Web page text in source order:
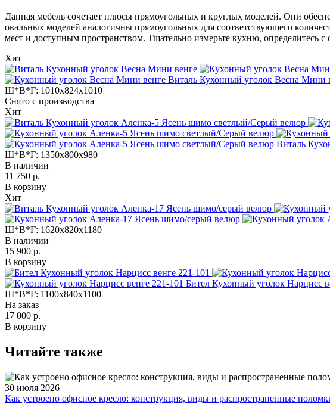
Данная мебель сочетает плюсы прямоугольных и круглых моделей. Они
овальных моделей аналогичны прямоугольных для соответствующего
мест и доступным пространством. Тщательно измерьте кухню, определитесь
Хит
Виталь Кухонный уголок Весна Мини
Ш*В*Г: 1010x824x1010
Снято с производства
Хит
Виталь
Ш*В*Г: 1350x800x980
В наличии
11 750 р.
В корзину
Хит
Ш*В*Г: 1620x820x1180
В наличии
15 900 р.
В корзину
Бител Кухонный уголок Нарцисс
Ш*В*Г: 1100x840x1100
На заказ
17 000 р.
В корзину
Читайте также
30 июля 2026
Как устроено офисное кресло: конструкция, виды и распространенные